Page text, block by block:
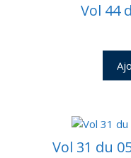
Vol 44
Vol 31 du